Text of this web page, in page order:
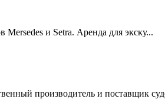
и Setra. Аренда для экску...
производитель и поставщик